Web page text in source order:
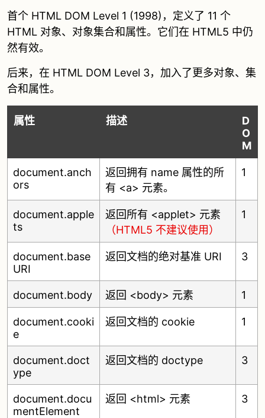
首个 HTML DOM Level 1 (1998)，定义了 11 个
HTML 对象、对象集合和属性。它们在 HTML5 中仍
然有效。
后来，在 HTML DOM Level 3，加入了更多对象、集
合和属性。
属性 描述
D
O
M
document.anch
ors
返回拥有 name 属性的所
有 <a> 元素。
1
document.apple
ts
返回所有 <applet> 元素
（HTML5 不建议使用）
1
document.base
URI
返回文档的绝对基准 URI 3
document.body 返回 <body> 元素 1
document.cooki
e
返回文档的 cookie 1
document.doct
ype
返回文档的 doctype 3
document.docu
mentElement
返回 <html> 元素 3